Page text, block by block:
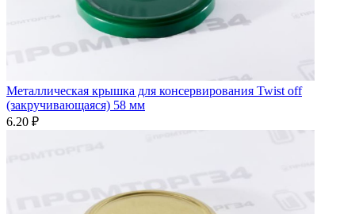
Металлическая крышка для консервирования Twist off
(закручивающаяся) 58 мм
6.20 ₽